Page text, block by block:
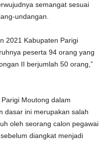
semangat sesuai
undangan.
2021 Kabupaten Parigi
peserta 94 orang yang
II berjumlah 50 orang,”
Moutong dalam
dasar ini merupakan salah
oleh seorang calon pegawai
diangkat menjadi